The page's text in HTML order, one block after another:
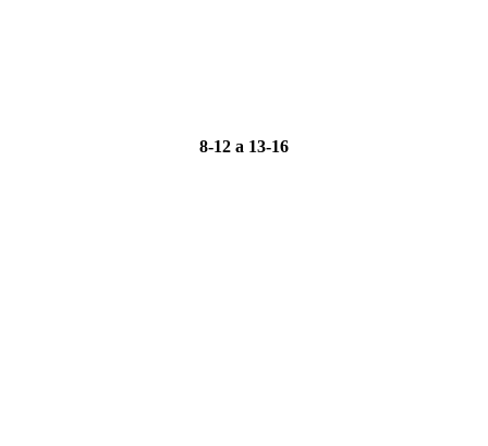
8-12 a 13-16